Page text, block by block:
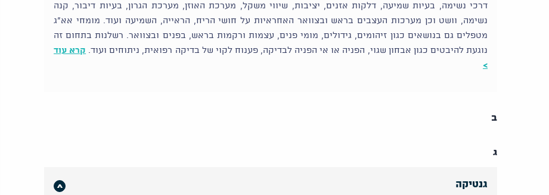
דרכי נשימה, בעיות שמיעה, דלקות אזנים, יציבות, שיווי משקל, מערכת האוזן, מערכת הגרון, בעיות דיבור, קנה
נשימה, וושט וכן מערכות העצבים בראש ובצוואר האחראיות על חושי הריח, הראייה, השמיעה ועוד. מומחי אא"ג
מטפלים גם בנושאים כגון זיהומים, גידולים, מומי פנים, עצמות ורקמות בראש, בפנים ובצוואר. רשלנות בתחום זה
נוגעת להיבטים כגון אבחון שגוי, הפניה או אי הפניה לבדיקה, פענוח לקוי של בדיקה רפואית, ניתוחים ועוד. קרא עוד
>
ב
ג
גנטיקה